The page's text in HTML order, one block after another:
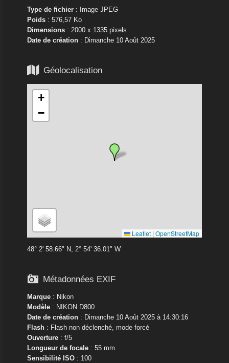
Type de fichier: Image JPEG
Poids: 576,57 Ko
Dimensions: 2000 x 1335 pixels
Date de création: Dimanche 10 Août 2025
 Géolocalisation
+
−
Leaflet | OpenStreetMap
48° 2' 58.66" N, 2° 54' 36.01" W
 Métadonnées EXIF
Marque: Nikon
Modèle: NIKON D800
Date de création: Dimanche 10 Août 2025 à 14:30:16
Flash: Flash non déclenché, mode forcé
Ouverture: f/5
Longueur de focale: 55 mm
Sensibilité ISO: 100